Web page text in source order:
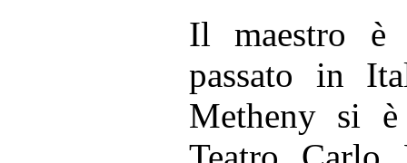
Il maestro è
passato in
Metheny si